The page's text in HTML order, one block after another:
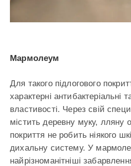
Мармолеум
Для такого підлогового
характерні антибактеріальні
властивості. Через свій
містить деревну муку, лляну
покриття не робить ніякого
дихальну систему. У
найрізноманітніші